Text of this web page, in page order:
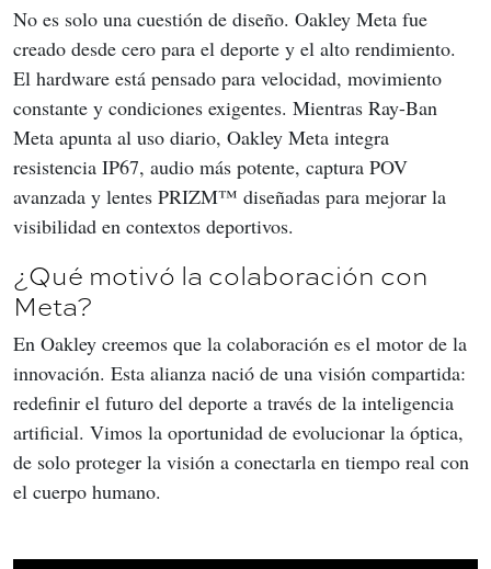
No es solo una cuestión de diseño. Oakley Meta fue
creado desde cero para el deporte y el alto rendimiento.
El hardware está pensado para velocidad, movimiento
constante y condiciones exigentes. Mientras Ray-Ban
Meta apunta al uso diario, Oakley Meta integra
resistencia IP67, audio más potente, captura POV
avanzada y lentes PRIZM™ diseñadas para mejorar la
visibilidad en contextos deportivos.
¿Qué motivó la colaboración con
Meta?
En Oakley creemos que la colaboración es el motor de la
innovación. Esta alianza nació de una visión compartida:
redefinir el futuro del deporte a través de la inteligencia
artificial. Vimos la oportunidad de evolucionar la óptica,
de solo proteger la visión a conectarla en tiempo real con
el cuerpo humano.